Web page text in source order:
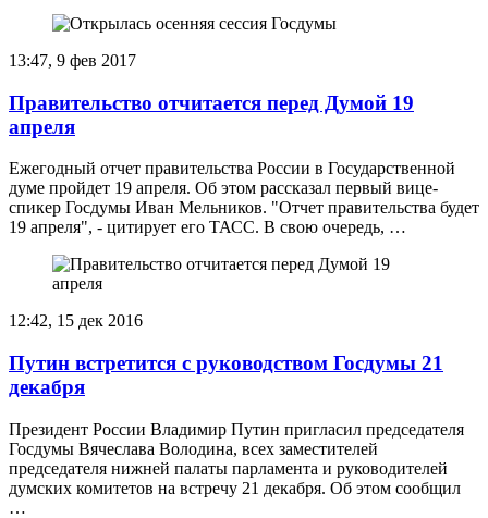
13:47, 9 фев 2017
Правительство отчитается перед Думой 19
апреля
Ежегодный отчет правительства России в Государственной
думе пройдет 19 апреля. Об этом рассказал первый вице-
спикер Госдумы Иван Мельников. "Отчет правительства будет
19 апреля", - цитирует его ТАСС. В свою очередь, …
12:42, 15 дек 2016
Путин встретится с руководством Госдумы 21
декабря
Президент России Владимир Путин пригласил председателя
Госдумы Вячеслава Володина, всех заместителей
председателя нижней палаты парламента и руководителей
думских комитетов на встречу 21 декабря. Об этом сообщил
…